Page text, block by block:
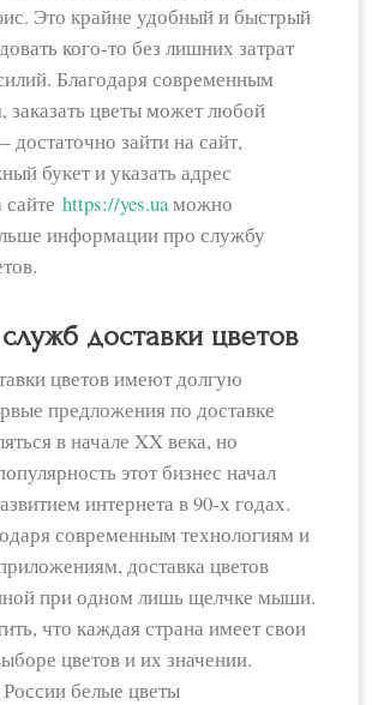
Это крайне удобный и быстрый
кого-то без лишних затрат
Благодаря современным
заказать цветы может любой
зайти на сайт,
букет и указать адрес
сайтеhttps://yes.uaможно
информации про службу
доставки цветов
цветов имеют долгую
предложения по доставке
в начале XX века, но
этот бизнес начал
интернета в 90-х годах.
современным технологиям и
доставка цветов
при одном лишь щелчке мыши.
что каждая страна имеет свои
цветов и их значении.
белые цветы